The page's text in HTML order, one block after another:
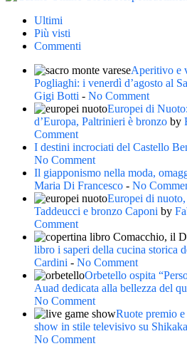
Ultimi
Più visti
Commenti
Aperitivo e
Pogliaghi: i venerdì d’agosto al
Gigi Botti - No Comment
Europei di
d’Europa, Paltrinieri è bronzo by
Comment
I destini incrociati del Castello
No Comment
Il giapponismo nella moda,
Maria Di Francesco - No
Europei di
Taddeucci e bronzo Caponi by
Comment
libro i saperi della cucina storica
Cardini - No Comment
Orbetello ospita
Auad dedicata alla bellezza del
No Comment
Ruote premio
show in stile televisivo su
No Comment